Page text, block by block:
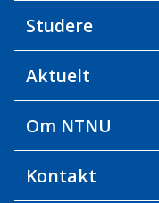
Studere
Aktuelt
Om NTNU
Kontakt